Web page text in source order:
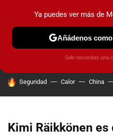
PRUEBAS COCHES
HOY SE HABLA DE
Seguridad Calor China
Kimi Räikkönen es
Ya puedes ver más de
Añádenos
Solo necesitas una